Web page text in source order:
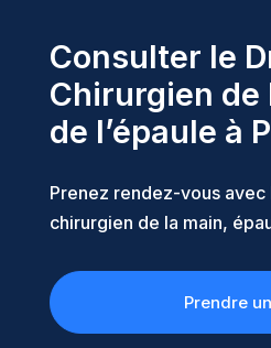
Consulter le
Chirurgien de
de l’épaule à
Prenez rendez-vous avec
chirurgien de la main,
Prendre